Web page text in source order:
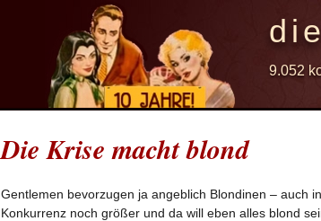
9.052
Die Krise macht blond
Gentlemen bevorzugen ja angeblich Blondinen – auch
Konkurrenz noch größer und da will eben alles blond